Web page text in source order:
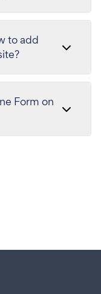
to add
Form on